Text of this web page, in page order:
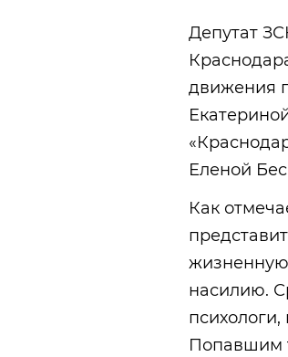
Депутат
движения
Еленой
Как
насилию.
Попавшим